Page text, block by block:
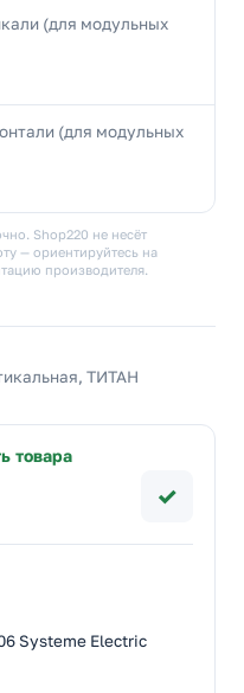
(для модульных
(для модульных
Shop220 не несёт
— ориентируйтесь на
производителя.
ТИТАН
товара
✓
Systeme Electric